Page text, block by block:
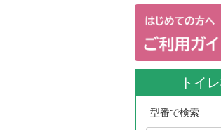
トイ
型番で検索